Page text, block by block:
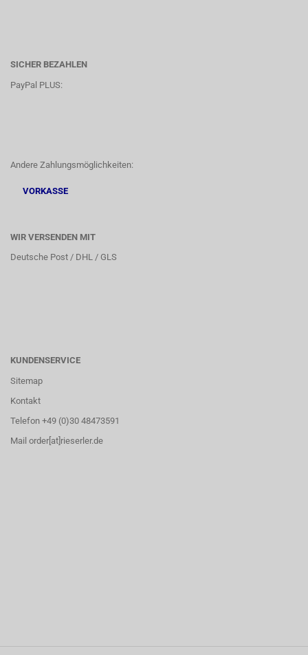
SICHER BEZAHLEN
PayPal PLUS:
Andere Zahlungsmöglichkeiten:
VORKASSE
WIR VERSENDEN MIT
Deutsche Post / DHL / GLS
KUNDENSERVICE
Sitemap
Kontakt
Telefon +49 (0)30 48473591
Mail order[at]rieserler.de